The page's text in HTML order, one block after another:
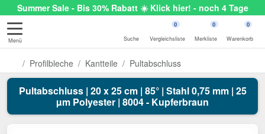
Summer Sale - Bis 30% Rabatt ☀️ Klick hier! - noch 4 Tage
Menü Suche
0
Vergleichsliste
0
Merkliste
0
Warenkorb
Profilbleche Kantteile Pultabschluss
Pultabschluss | 20 x 25 cm | 85° | Stahl 0,75 mm | 25
µm Polyester | 8004 - Kupferbraun